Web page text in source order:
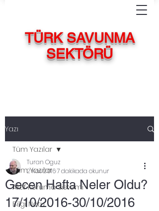
TÜRK SAVUNMA
SEKTÖRÜ
Yazı
Tüm Yazılar
Aktif Koruma Sistemi
Bilgi Notu
Tüm Yazılar
Gecen Hafta Neler Oldu?
17/10/2016-30/10/2016
Turan Oguz
2 Kas 20167 dakikada okunur